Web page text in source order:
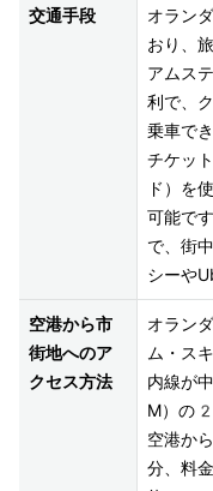
交通手段
オラン
おり、
アムス
利で、
乗車で
チケッ
ド）を
可能で
で、街
シーや
空港から市
街地へのア
クセス方法
オラン
ム・ス
内線が
M）の2
空港か
分、料